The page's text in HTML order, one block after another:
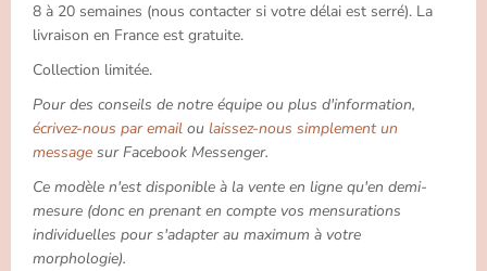
8 à 20 semaines (nous contacter si votre délai est serré). La
livraison en France est gratuite.
Collection limitée.
Pour des conseils de notre équipe ou plus d'information,
écrivez-nous par email ou laissez-nous simplement un
message sur Facebook Messenger.
Ce modèle n'est disponible à la vente en ligne qu'en demi-
mesure (donc en prenant en compte vos mensurations
individuelles pour s'adapter au maximum à votre
morphologie).